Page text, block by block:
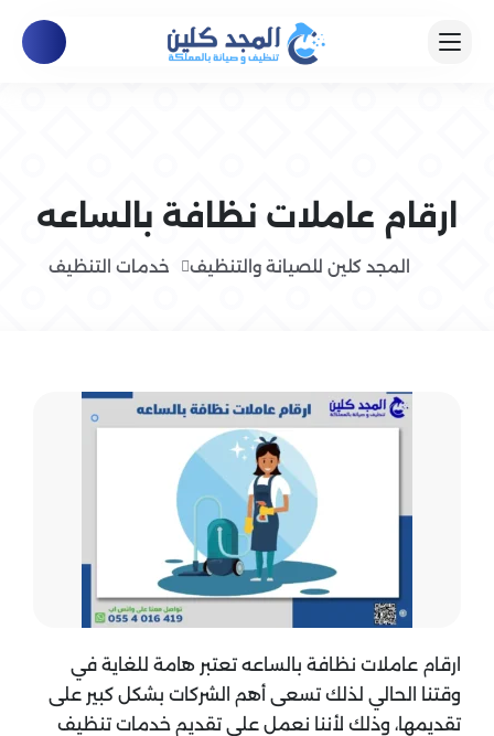
ارقام عاملات نظافة بالساعه
المجد كلين للصيانة والتنظيف خدمات التنظيف
ارقام عاملات نظافة بالساعه تعتبر هامة للغاية في
وقتنا الحالي لذلك تسعى أهم الشركات بشكل كبير على
تقديمها، وذلك لأننا نعمل على تقديم خدمات تنظيف